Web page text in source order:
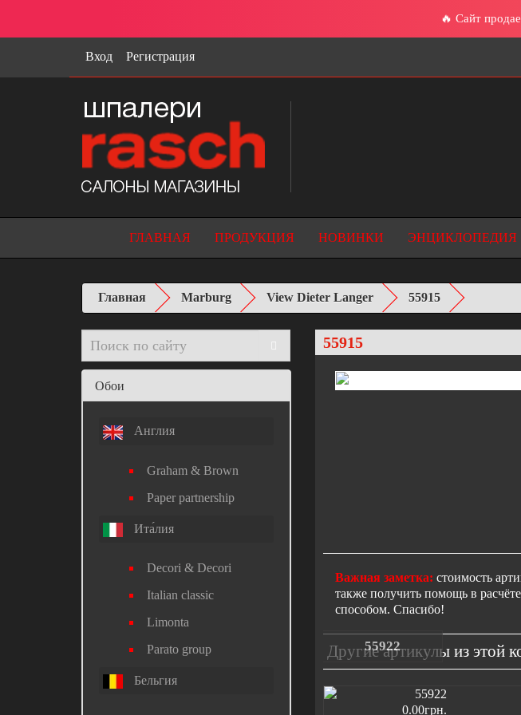
🔥 Сайт
Вход Регистрация
ГЛАВНАЯ ПРОДУКЦИЯ НОВИНКИ ЭНЦИКЛОПЕДИЯ
Главная Marburg View Dieter Langer 55915
Обои
Англия
Graham & Brown
Paper partnership
Ита́лия
Decori & Decori
Italian classic
Limonta
Parato group
Бельгия
55915
Важная заметка: стоимость
также получить помощь в
способом. Спасибо!
Другие артикулы из этой
55922
0.00грн.